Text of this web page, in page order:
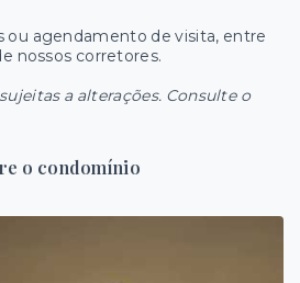
ou agendamento de visita, entre
nossos corretores.
a alterações. Consulte o
o condomínio